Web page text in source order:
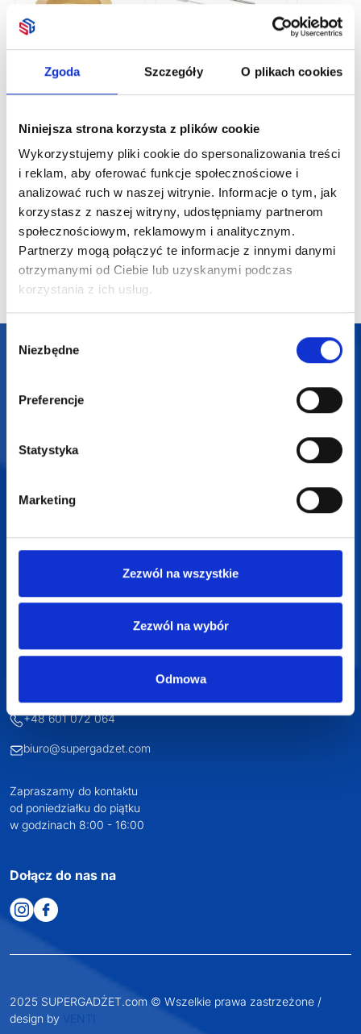
Zgoda Szczegóły O plikach cookies
Niniejsza strona korzysta z plików cookie
Wykorzystujemy pliki cookie do spersonalizowania treści
i reklam, aby oferować funkcje społecznościowe i
analizować ruch w naszej witrynie. Informacje o tym, jak
korzystasz z naszej witryny, udostępniamy partnerom
społecznościowym, reklamowym i analitycznym.
Partnerzy mogą połączyć te informacje z innymi danymi
otrzymanymi od Ciebie lub uzyskanymi podczas
korzystania z ich usług.
zgody
Niezbędne
Preferencje
Statystyka
Marketing
Zezwól na wszystkie
Zezwól na wybór
Odmowa
lusterko
29,38zł netto
sztućców ze stali
15,84zł netto
sportowy
Dostępne
13,16
Darmowa dostawa
SUPERGADŻET.com
JAKUB LIEBELT
NIP: 6652893990
+48 601 072 064
biuro@supergadzet.com
Zapraszamy do kontaktu
od poniedziałku do piątku
w godzinach 8:00 - 16:00
Dołącz do nas na
2025 SUPERGADŻET.com © Wszelkie prawa zastrzeżone /
design by VENTI